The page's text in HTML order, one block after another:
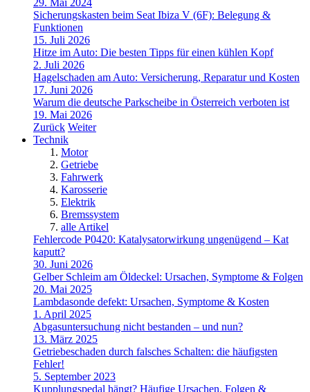
29. Mai 2024
Sicherungskasten beim Seat Ibiza V (6F): Belegung &
Funktionen
15. Juli 2026
Hitze im Auto: Die besten Tipps für einen kühlen Kopf
2. Juli 2026
Hagelschaden am Auto: Versicherung, Reparatur und Kosten
17. Juni 2026
Warum die deutsche Parkscheibe in Österreich verboten ist
19. Mai 2026
Zurück Weiter
Technik
Motor
Getriebe
Fahrwerk
Karosserie
Elektrik
Bremssystem
alle Artikel
Fehlercode P0420: Katalysatorwirkung ungenügend – Kat
kaputt?
30. Juni 2026
Gelber Schleim am Öldeckel: Ursachen, Symptome & Folgen
20. Mai 2025
Lambdasonde defekt: Ursachen, Symptome & Kosten
1. April 2025
Abgasuntersuchung nicht bestanden – und nun?
13. März 2025
Getriebeschaden durch falsches Schalten: die häufigsten
Fehler!
5. September 2023
Kupplungspedal hängt? Häufige Ursachen, Folgen &